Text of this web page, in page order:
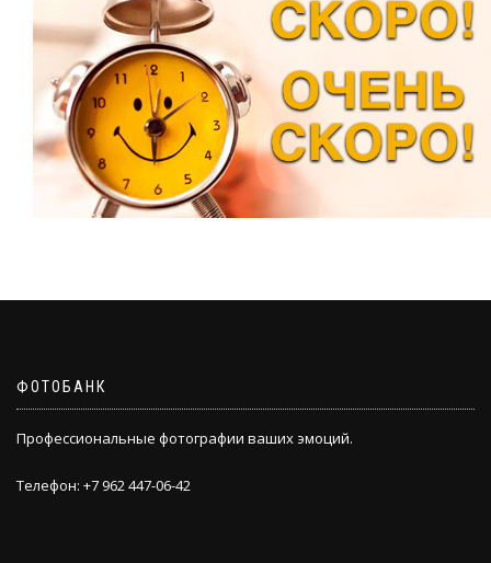
ФОТОБАНК
Профессиональные фотографии ваших эмоций.
Телефон: +7 962 447-06-42